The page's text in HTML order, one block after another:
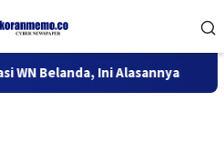
Ini Alasannya